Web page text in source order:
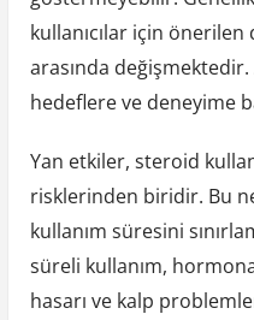
kullanıcılar için
arasında
hedeflere ve deneyime
Yan etkiler, steroid
risklerinden biridir. Bu
kullanım süresini
süreli kullanım,
hasarı ve kalp